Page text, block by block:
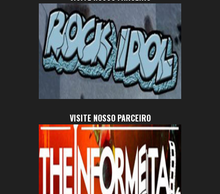
VISITE NOSSO PARCEIRO